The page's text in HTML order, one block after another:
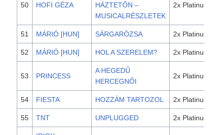
50 HOFI GÉZA
HÁZTETŐN –
MUSICALRÉSZLETEK
2x Platinum
51 MÁRIÓ [HUN] SÁRGARÓZSA 2x Platinum
52 MÁRIÓ [HUN] HOL A SZERELEM? 2x Platinum
53 PRINCESS
A HEGEDŰ
HERCEGNŐI
2x Platinum
54 FIESTA HOZZÁM TARTOZOL 2x Platinum
55 TNT UNPLUGGED 2x Platinum